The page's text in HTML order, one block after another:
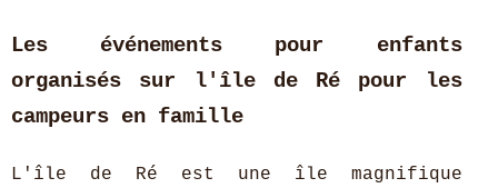
Les événements pour enfants
organisés sur l'île de Ré pour les
campeurs en famille
L'île de Ré est une île magnifique